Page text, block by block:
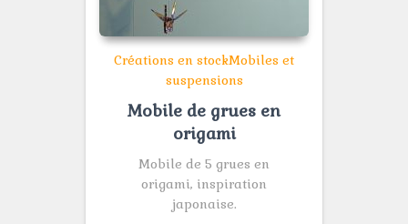
Créations en stockMobiles et
suspensions
Mobile de grues en
origami
Mobile de 5 grues en
origami, inspiration
japonaise.